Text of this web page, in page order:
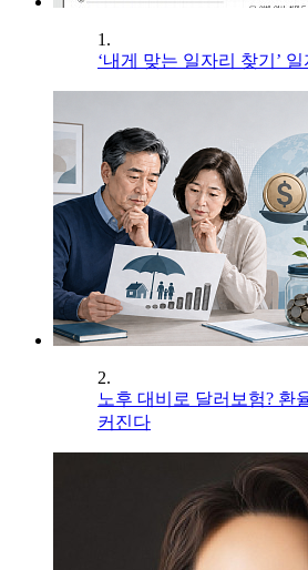
1.
‘내게 맞는 일자리 찾기’
2.
노후 대비로 달러보험? 환
커진다